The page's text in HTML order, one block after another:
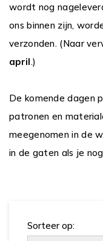
wordt nog
ons binnen zijn,
verzonden. (Naar
april.)
De komende dagen
patronen en
meegenomen in de
in de gaten als je
Sorteer op: